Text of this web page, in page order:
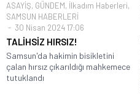
ASAYİŞ, GÜNDEM, İlkadım Haberleri,
SAMSUN HABERLERİ
30 Nisan 2024 17:06
TALİHSİZ HIRSIZ!
Samsun'da hakimin bisikletini
çalan hırsız çıkarıldığı mahkemece
tutuklandı